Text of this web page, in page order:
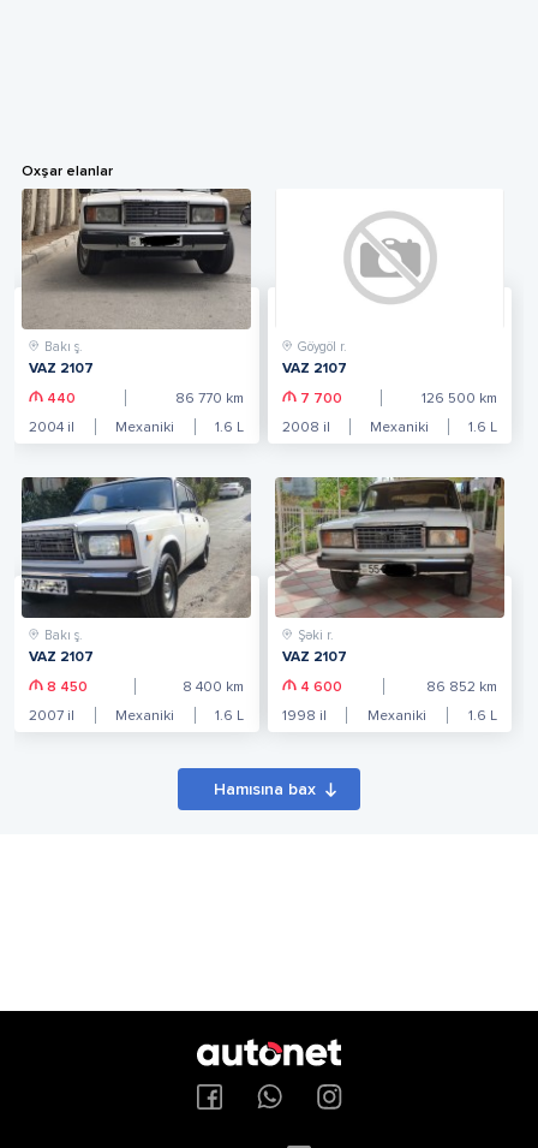
Oxşar elanlar
Bakı ş.
VAZ 2107
440 86 770 km
2004 il Mexaniki 1.6 L
Göygöl r.
VAZ 2107
7 700 126 500 km
2008 il Mexaniki 1.6 L
Bakı ş.
VAZ 2107
8 450 8 400 km
2007 il Mexaniki 1.6 L
Şəki r.
VAZ 2107
4 600 86 852 km
1998 il Mexaniki 1.6 L
Hamısına bax